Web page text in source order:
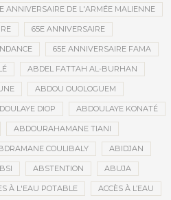
ANNIVERSAIRE DE L'ARMÉE MALIENNE
65E ANNIVERSAIRE
65E ANNIVERSAIRE FAMA
ABDEL FATTAH AL-BURHAN
ABDOU OUOLOGUEM
DIOP ABDOULAYE KONATÉ
ABDOURAHAMANE TIANI
COULIBALY ABIDJAN
ABSTENTION ABUJA
À L'EAU POTABLE ACCÈS À L’EAU